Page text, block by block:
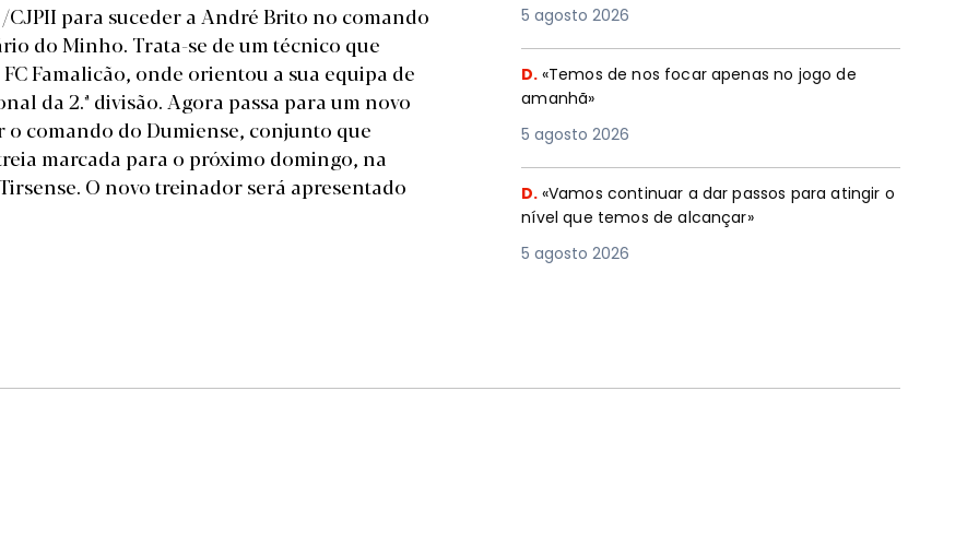
para suceder a André Brito no comando
do Minho. Trata-se de um técnico que
Famalicão, onde orientou a sua equipa de
da 2.ª divisão. Agora passa para um novo
o comando do Dumiense, conjunto que
marcada para o próximo domingo, na
O novo treinador será apresentado
5 agosto 2026
D. «Temos de nos focar apenas no jogo de
amanhã»
5 agosto 2026
D. «Vamos continuar a dar passos para atingir o
nível que temos de alcançar»
5 agosto 2026